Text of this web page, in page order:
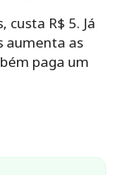
custa R$ 5. Já
aumenta as
paga um